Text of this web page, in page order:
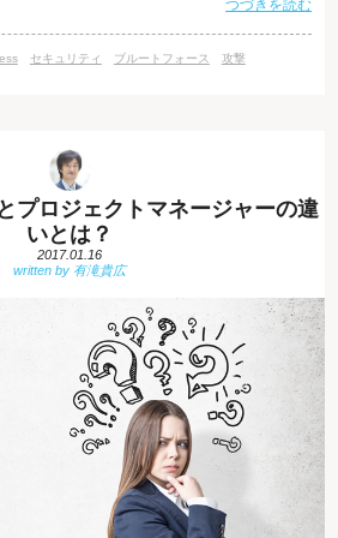
と目立ちやすく、悪意の攻撃者に狙われやす
る、考えられるユーザー名とパ
つづきを読む
セキュリティ ブルートフォース
攻撃
プロジェクトマネージャーの違
いとは？
2017.01.16